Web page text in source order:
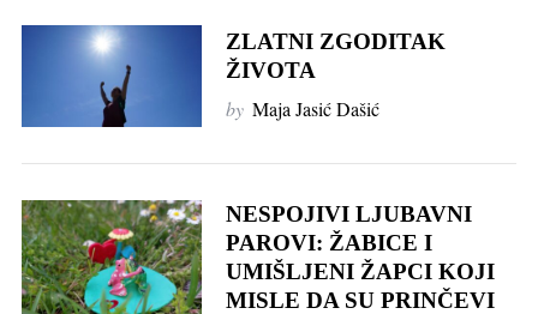
ZLATNI ZGODITAK
ŽIVOTA
by Maja Jasić Dašić
NESPOJIVI LJUBAVNI
PAROVI: ŽABICE I
UMIŠLJENI ŽAPCI KOJI
MISLE DA SU PRINČEVI